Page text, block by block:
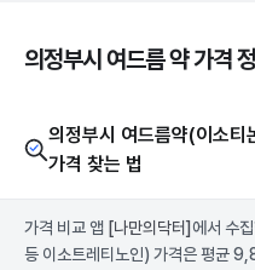
의정부시 여드름 약 가격
의정부시 여드름약(이소티
가격 찾는 법
가격 비교 앱 [나만의닥터] 에서 수
등 이소트레티노인) 가격은 평균